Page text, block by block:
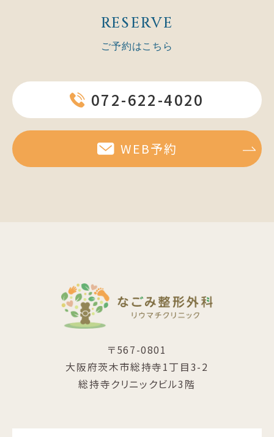
RESERVE
ご予約はこちら
072-622-4020
WEB予約
〒567-0801
大阪府茨木市総持寺1丁目3-2
総持寺クリニックビル3階